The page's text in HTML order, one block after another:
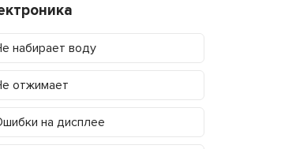
набирает воду
отжимает
на дисплее